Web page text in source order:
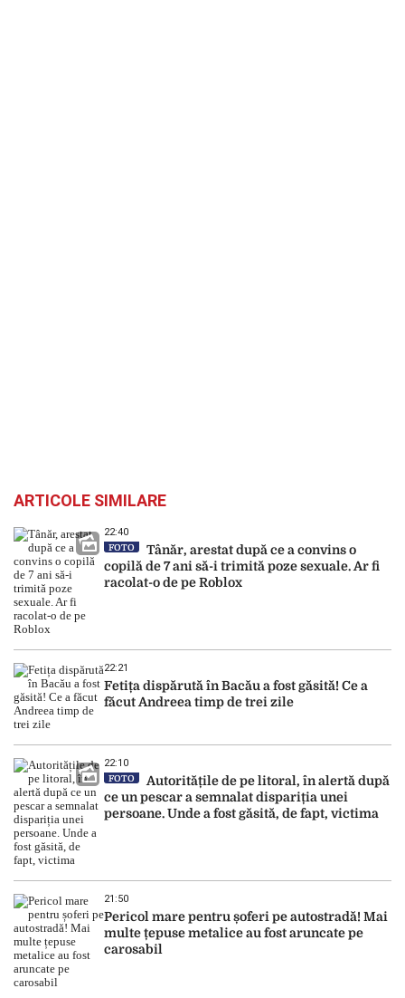
ARTICOLE SIMILARE
22:40
FOTO
Tânăr, arestat după ce a convins o
copilă de 7 ani să-i trimită poze sexuale. Ar fi
racolat-o de pe Roblox
22:21
Fetița dispărută în Bacău a fost găsită! Ce a
făcut Andreea timp de trei zile
22:10
FOTO
Autoritățile de pe litoral, în alertă după
ce un pescar a semnalat dispariția unei
persoane. Unde a fost găsită, de fapt, victima
21:50
Pericol mare pentru șoferi pe autostradă! Mai
multe țepuse metalice au fost aruncate pe
carosabil